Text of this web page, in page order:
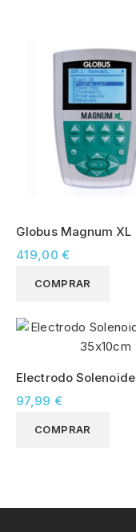
Globus Magnum XL
419,00 €
COMPRAR
Electrodo Solenoide
Flexible 35x10cm
97,99 €
COMPRAR